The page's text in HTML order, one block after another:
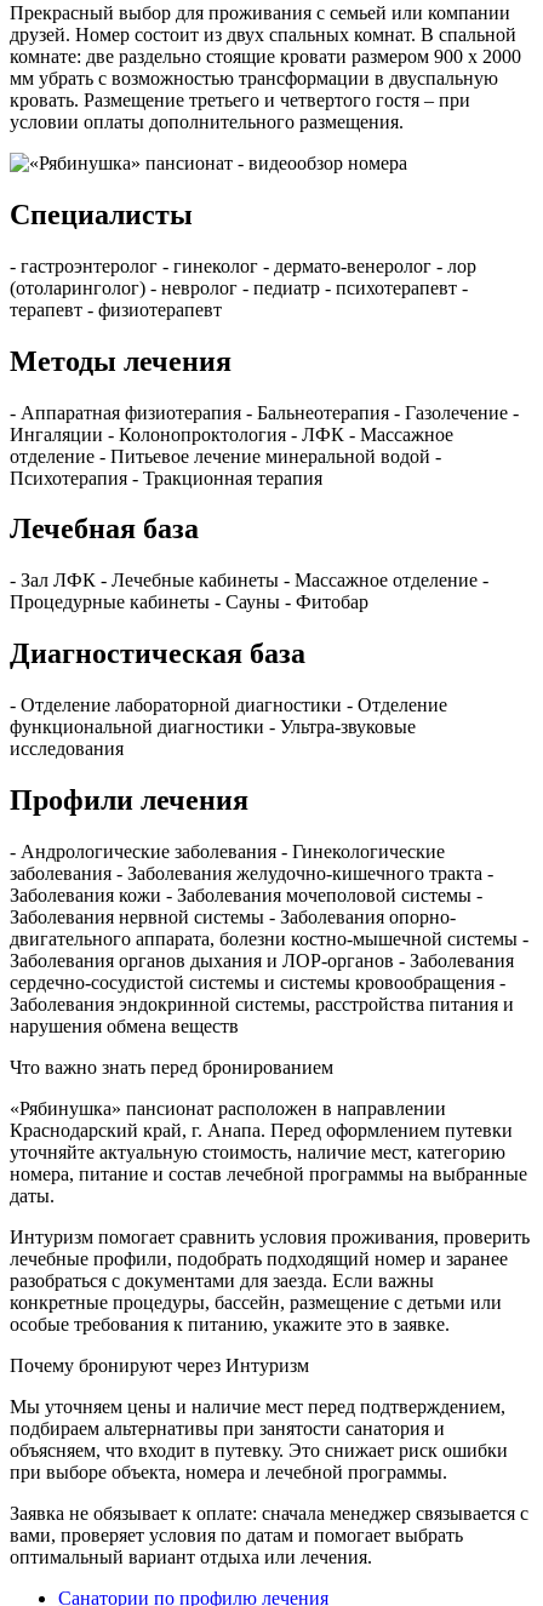
Прекрасный выбор для проживания с семьей или компании
друзей. Номер состоит из двух спальных комнат. В спальной
комнате: две раздельно стоящие кровати размером 900 х 2000
мм убрать с возможностью трансформации в двуспальную
кровать. Размещение третьего и четвертого гостя – при
условии оплаты дополнительного размещения.
Специалисты
- гастроэнтеролог - гинеколог - дермато-венеролог - лор
(отоларинголог) - невролог - педиатр - психотерапевт -
терапевт - физиотерапевт
Методы лечения
- Аппаратная физиотерапия - Бальнеотерапия - Газолечение -
Ингаляции - Колонопроктология - ЛФК - Массажное
отделение - Питьевое лечение минеральной водой -
Психотерапия - Тракционная терапия
Лечебная база
- Зал ЛФК - Лечебные кабинеты - Массажное отделение -
Процедурные кабинеты - Сауны - Фитобар
Диагностическая база
- Отделение лабораторной диагностики - Отделение
функциональной диагностики - Ультра-звуковые
исследования
Профили лечения
- Андрологические заболевания - Гинекологические
заболевания - Заболевания желудочно-кишечного тракта -
Заболевания кожи - Заболевания мочеполовой системы -
Заболевания нервной системы - Заболевания опорно-
двигательного аппарата, болезни костно-мышечной системы -
Заболевания органов дыхания и ЛОР-органов - Заболевания
сердечно-сосудистой системы и системы кровообращения -
Заболевания эндокринной системы, расстройства питания и
нарушения обмена веществ
Что важно знать перед бронированием
«Рябинушка» пансионат расположен в направлении
Краснодарский край, г. Анапа. Перед оформлением путевки
уточняйте актуальную стоимость, наличие мест, категорию
номера, питание и состав лечебной программы на выбранные
даты.
Интуризм помогает сравнить условия проживания, проверить
лечебные профили, подобрать подходящий номер и заранее
разобраться с документами для заезда. Если важны
конкретные процедуры, бассейн, размещение с детьми или
особые требования к питанию, укажите это в заявке.
Почему бронируют через Интуризм
Мы уточняем цены и наличие мест перед подтверждением,
подбираем альтернативы при занятости санатория и
объясняем, что входит в путевку. Это снижает риск ошибки
при выборе объекта, номера и лечебной программы.
Заявка не обязывает к оплате: сначала менеджер связывается с
вами, проверяет условия по датам и помогает выбрать
оптимальный вариант отдыха или лечения.
Санатории по профилю лечения